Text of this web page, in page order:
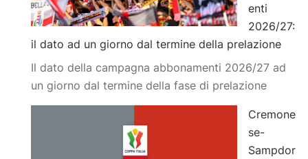
enti
2026/27:
il dato ad un giorno dal termine della prelazione
Il dato della campagna abbonamenti 2026/27 ad
un giorno dal termine della fase di prelazione
Cremone
se-
Sampdor